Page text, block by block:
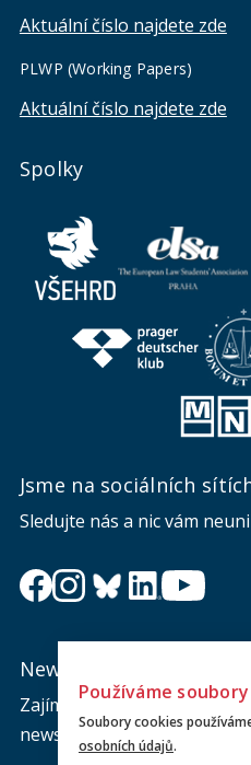
Aktuální číslo najdete zde
PLWP (Working Papers)
Aktuální číslo najdete zde
Spolky
Jsme na sociálních
Sledujte nás a nic vám
Newsletter
Zajímá vás dění na fakultě?
newsletteru a buďte s námi
Používáme
Soubory cookies
osobních údajů.